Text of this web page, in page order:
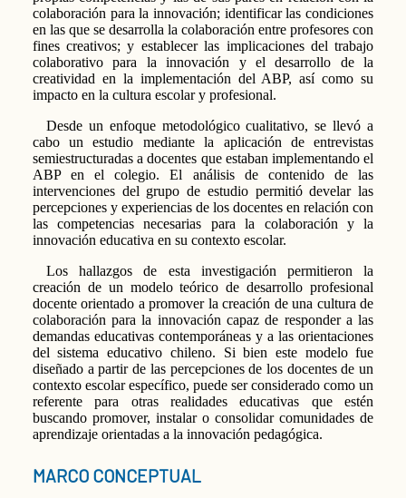
colaboración para la innovación; identificar las condiciones
en las que se desarrolla la colaboración entre profesores con
fines creativos; y establecer las implicaciones del trabajo
colaborativo para la innovación y el desarrollo de la
creatividad en la implementación del ABP, así como su
impacto en la cultura escolar y profesional.
Desde un enfoque metodológico cualitativo, se llevó a
cabo un estudio mediante la aplicación de entrevistas
semiestructuradas a docentes que estaban implementando el
ABP en el colegio. El análisis de contenido de las
intervenciones del grupo de estudio permitió develar las
percepciones y experiencias de los docentes en relación con
las competencias necesarias para la colaboración y la
innovación educativa en su contexto escolar.
Los hallazgos de esta investigación permitieron la
creación de un modelo teórico de desarrollo profesional
docente orientado a promover la creación de una cultura de
colaboración para la innovación capaz de responder a las
demandas educativas contemporáneas y a las orientaciones
del sistema educativo chileno. Si bien este modelo fue
diseñado a partir de las percepciones de los docentes de un
contexto escolar específico, puede ser considerado como un
referente para otras realidades educativas que estén
buscando promover, instalar o consolidar comunidades de
aprendizaje orientadas a la innovación pedagógica.
MARCO CONCEPTUAL